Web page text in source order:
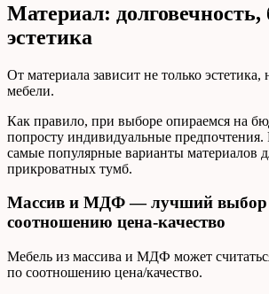
Материал: долговечность,
эстетика
От материала зависит не только
мебели.
Как правило, при выборе опираемся на
попросту индивидуальные предпочтения.
самые популярные варианты материалов
прикроватных тумб.
Массив и МДФ — лучший выбор
соотношению цена-качество
Мебель из массива и МДФ может
по соотношению цена/качество.